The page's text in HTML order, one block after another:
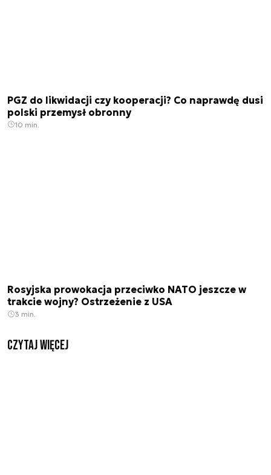
PGZ do likwidacji czy kooperacji? Co naprawdę dusi
polski przemysł obronny
10 min.
Rosyjska prowokacja przeciwko NATO jeszcze w
trakcie wojny? Ostrzeżenie z USA
3 min.
czytaj więcej